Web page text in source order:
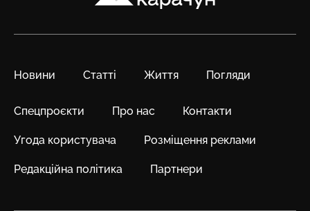
Новини Статті Життя Погляди
Спецпроєкти Про нас Контакти
Угода користувача Розміщення реклами
Редакційна політика Партнери